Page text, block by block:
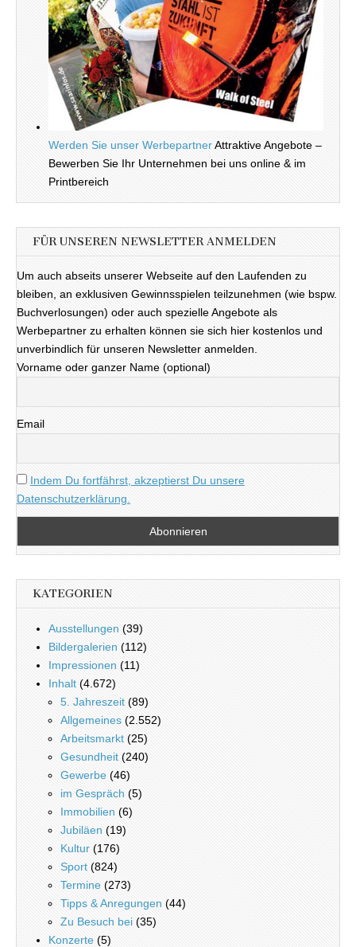
Werden Sie unser WerbepartnerAttraktive Angebote –
Bewerben Sie Ihr Unternehmen bei uns online & im
Printbereich
FÜR UNSEREN NEWSLETTER ANMELDEN
Um auch abseits unserer Webseite auf den Laufenden zu
bleiben, an exklusiven Gewinnsspielen teilzunehmen (wie bspw.
Buchverlosungen) oder auch spezielle Angebote als
Werbepartner zu erhalten können sie sich hier kostenlos und
unverbindlich für unseren Newsletter anmelden.
Vorname oder ganzer Name (optional)
Email
Indem Du fortfährst, akzeptierst Du unsere
Datenschutzerklärung.
KATEGORIEN
Ausstellungen (39)
Bildergalerien (112)
Impressionen (11)
Inhalt (4.672)
5. Jahreszeit (89)
Allgemeines (2.552)
Arbeitsmarkt (25)
Gesundheit (240)
Gewerbe (46)
im Gespräch (5)
Immobilien (6)
Jubiläen (19)
Kultur (176)
Sport (824)
Termine (273)
Tipps & Anregungen (44)
Zu Besuch bei (35)
Konzerte (5)